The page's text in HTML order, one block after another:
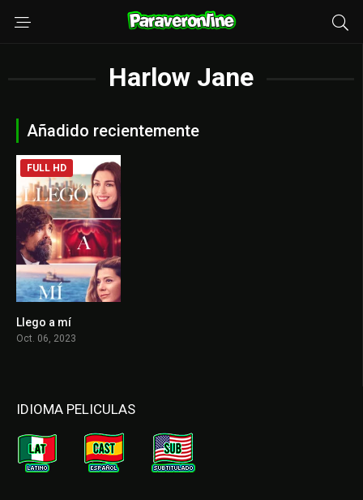
Harlow Jane
Añadido recientemente
FULL HD
Llego a mí
Oct. 06, 2023
IDIOMA PELICULAS